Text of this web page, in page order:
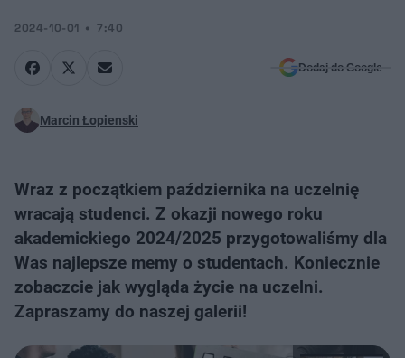
2024-10-01 7:40
Dodaj do Google
Marcin Łopienski
Wraz z początkiem października na uczelnię
wracają studenci. Z okazji nowego roku
akademickiego 2024/2025 przygotowaliśmy dla
Was najlepsze memy o studentach. Koniecznie
zobaczcie jak wygląda życie na uczelni.
Zapraszamy do naszej galerii!